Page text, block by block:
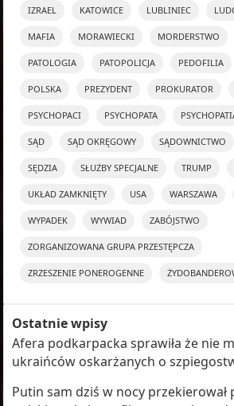
IZRAEL KATOWICE LUBLINIEC
MAFIA MORAWIECKI MORDERSTWO
PATOLOGIA PATOPOLICJA PEDOFILIA
POLSKA PREZYDENT PROKURATOR
PSYCHOPACI PSYCHOPATA
SĄD SĄD OKRĘGOWY SĄDOWNICTWO
SĘDZIA SŁUŻBY SPECJALNE TRUMP
UKŁAD ZAMKNIĘTY USA WARSZAWA
WYPADEK WYWIAD ZABÓJSTWO
ZORGANIZOWANA GRUPA PRZESTĘPCZA
ZRZESZENIE PONEROGENNE
Ostatnie wpisy
Afera podkarpacka sprawiła że nie
ukraińców oskarżanych o
Putin sam dziś w nocy przekierował